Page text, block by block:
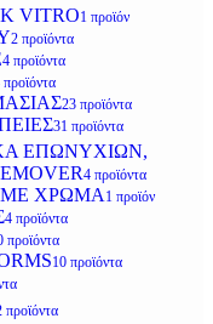
VITRO1 προϊόν
2 προϊόντα
4 προϊόντα
προϊόντα
23 προϊόντα
31 προϊόντα
ΕΠΩΝΥΧΙΩΝ,
4 προϊόντα
ΜΕ ΧΡΩΜΑ 1 προϊόν
4 προϊόντα
προϊόντα
10 προϊόντα
προϊόντα